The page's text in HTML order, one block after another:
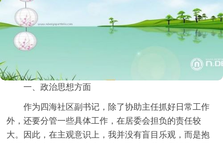
一、政治思想方面
作为四海社区副书记，除了协助主任抓好日常工作
外，还要分管一些具体工作，在居委会担负的责任较
大。因此，在主观意识上，我并没有盲目乐观，而是抱